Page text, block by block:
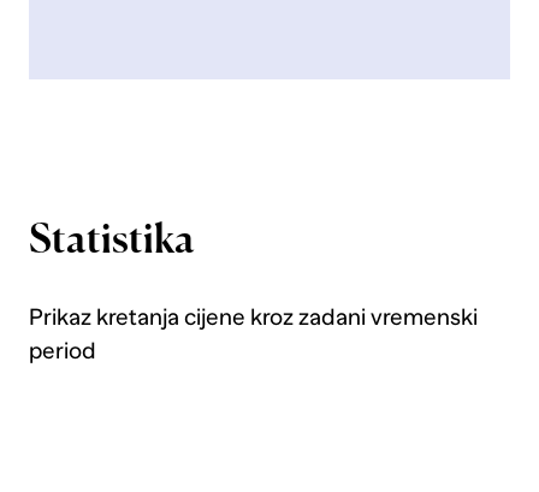
Statistika
Prikaz kretanja cijene kroz zadani vremenski
period